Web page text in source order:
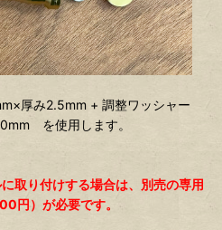
厚み2.5mm + 調整ワッシャー
を使用します。
取り付けする場合は、別売の専用
円）が必要です。